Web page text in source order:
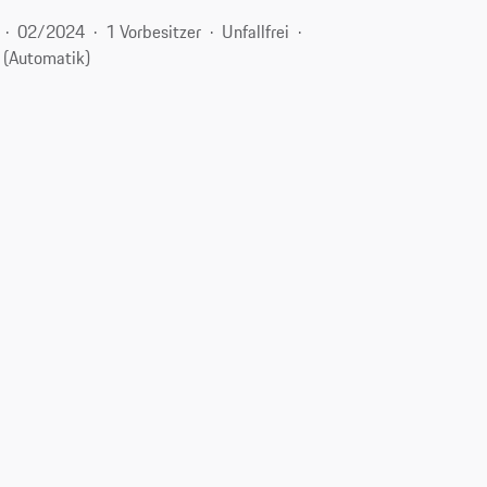
02/2024 1 Vorbesitzer
Unfallfrei
(Automatik)